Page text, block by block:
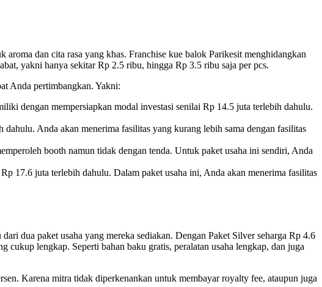
dan cita rasa yang khas. Franchise kue balok Parikesit menghidangkan
yakni hanya sekitar Rp 2.5 ribu, hingga Rp 3.5 ribu saja per pcs.
Anda pertimbangkan. Yakni:
dengan mempersiapkan modal investasi senilai Rp 14.5 juta terlebih dahulu.
Anda akan menerima fasilitas yang kurang lebih sama dengan fasilitas
booth namun tidak dengan tenda. Untuk paket usaha ini sendiri, Anda
17.6 juta terlebih dahulu. Dalam paket usaha ini, Anda akan menerima fasilitas
dua paket usaha yang mereka sediakan. Dengan Paket Silver seharga Rp 4.6
cukup lengkap. Seperti bahan baku gratis, peralatan usaha lengkap, dan juga
Karena mitra tidak diperkenankan untuk membayar royalty fee, ataupun juga